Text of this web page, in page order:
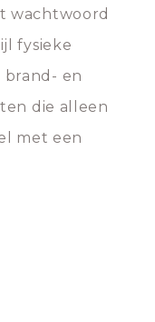
wachtwoord
fysieke
brand- en
die alleen
met een